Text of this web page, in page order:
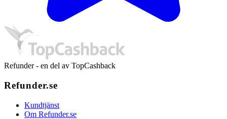
Refunder - en del av TopCashback
Refunder.se
Kundtjänst
Om Refunder.se